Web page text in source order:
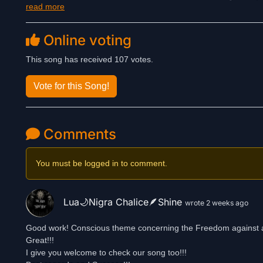
Machtmissbrauch und Heuchelei zu befreien, um wieder ehrlich
read more
Online voting
This song has received 107 votes.
Vote for this Song!
Comments
You must be logged in to comment.
Lua🌙Nigra Chalice🪶Shine wrote 2 weeks ago
Good work! Conscious theme concerning the Freedom against
Great!!!
I give you welcome to check our song too!!!